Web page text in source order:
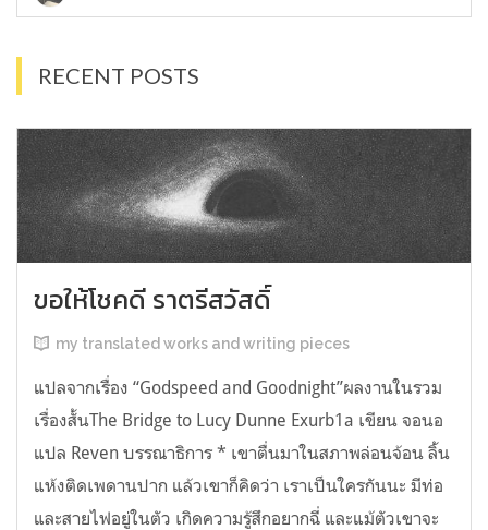
RECENT POSTS
ขอให้โชคดี ราตรีสวัสดิ์
my translated works and writing pieces
แปลจากเรื่อง “Godspeed and Goodnight”ผลงานในรวม
เรื่องสั้นThe Bridge to Lucy Dunne Exurb1a เขียน จอนอ
แปล Reven บรรณาธิการ * เขาตื่นมาในสภาพล่อนจ้อน ลิ้น
แห้งติดเพดานปาก แล้วเขาก็คิดว่า เราเป็นใครกันนะ มีท่อ
และสายไฟอยู่ในตัว เกิดความรู้สึกอยากฉี่ และแม้ตัวเขาจะ